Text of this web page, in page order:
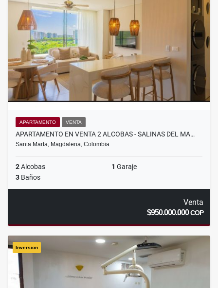
APARTAMENTO VENTA
APARTAMENTO EN VENTA 2 ALCOBAS - SALINAS DEL MA…
Santa Marta, Magdalena, Colombia
2Alcobas 1 Garaje
3 Baños
Venta
$950.000.000COP
Inversion